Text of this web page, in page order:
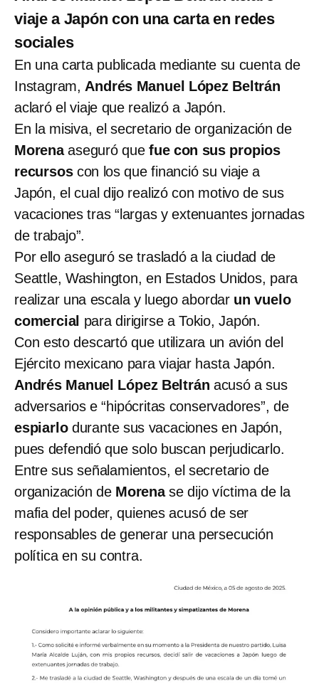
viaje a Japón con una carta en redes
sociales
En una carta publicada mediante su cuenta de
Instagram, Andrés Manuel López Beltrán
aclaró el viaje que realizó a Japón.
En la misiva, el secretario de organización de
Morenaaseguró quefue con sus propios
recursoscon los que financió su viaje a
Japón, el cual dijo realizó con motivo de sus
vacaciones tras “largas y extenuantes jornadas
de trabajo”.
Por ello aseguró se trasladó a la ciudad de
Seattle, Washington, en Estados Unidos, para
realizar una escala y luego abordar un vuelo
comercial para dirigirse a Tokio, Japón.
Con esto descartó que utilizara un avión del
Ejército mexicano para viajar hasta Japón.
Andrés Manuel López Beltrán acusó a sus
adversarios e “hipócritas conservadores”, de
espiarlodurante sus vacaciones en Japón,
pues defendió que solo buscan perjudicarlo.
Entre sus señalamientos, el secretario de
organización de Morenase dijo víctima de la
mafia del poder, quienes acusó de ser
responsables de generar una persecución
política en su contra.